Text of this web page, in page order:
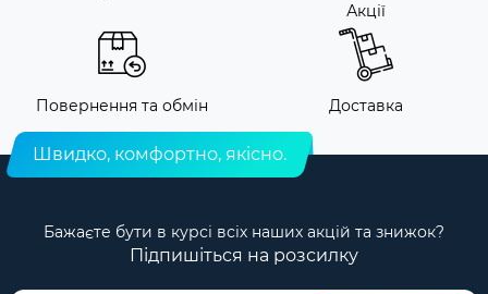
Акції
Повернення та обмін Доставка
Швидко, комфортно, якісно.
Бажаєте бути в курсі всіх наших акцій та знижок?
Підпишіться на розсилку